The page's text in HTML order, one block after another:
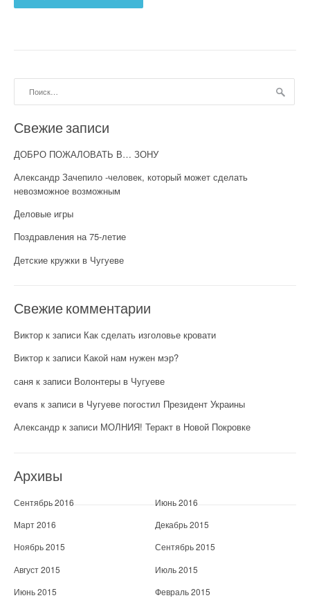
Свежие записи
ДОБРО ПОЖАЛОВАТЬ В… ЗОНУ
Александр Зачепило -человек, который может сделать
невозможное возможным
Деловые игры
Поздравления на 75-летие
Детские кружки в Чугуеве
Свежие комментарии
Виктор к записи Как сделать изголовье кровати
Виктор к записи Какой нам нужен мэр?
саня к записи Волонтеры в Чугуеве
evans к записи в Чугуеве погостил Президент Украины
Александр к записи МОЛНИЯ! Теракт в Новой Покровке
Архивы
Сентябрь 2016
Июнь 2016
Март 2016
Декабрь 2015
Ноябрь 2015
Сентябрь 2015
Август 2015
Июль 2015
Июнь 2015
Февраль 2015